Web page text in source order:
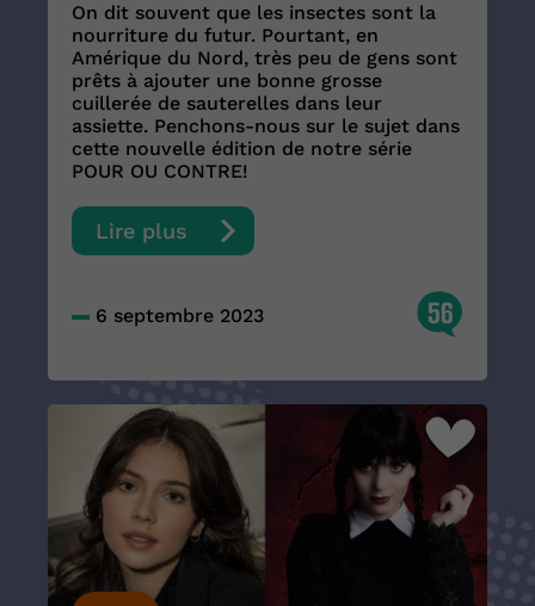
On dit souvent que les insectes sont la
nourriture du futur. Pourtant, en
Amérique du Nord, très peu de gens sont
prêts à ajouter une bonne grosse
cuillerée de sauterelles dans leur
assiette. Penchons-nous sur le sujet dans
cette nouvelle édition de notre série
POUR OU CONTRE!
Lire plus
6 septembre 2023 56